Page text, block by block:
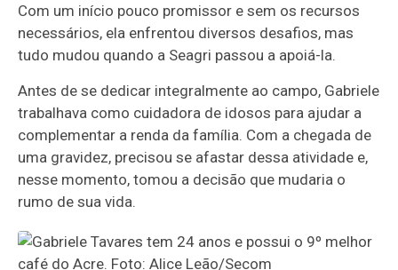
Com um início pouco promissor e sem os recursos
necessários, ela enfrentou diversos desafios, mas
tudo mudou quando a Seagri passou a apoiá-la.
Antes de se dedicar integralmente ao campo, Gabriele
trabalhava como cuidadora de idosos para ajudar a
complementar a renda da família. Com a chegada de
uma gravidez, precisou se afastar dessa atividade e,
nesse momento, tomou a decisão que mudaria o
rumo de sua vida.